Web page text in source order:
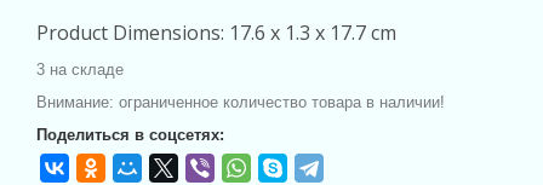
Product Dimensions: 17.6 x 1.3 x 17.7 cm
3 на складе
Внимание: ограниченное количество товара в наличии!
Поделиться в соцсетях: